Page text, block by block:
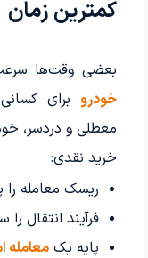
کمترین زمان
بعضی وقت‌ها
خودروبرای
معطلی و دردسر،
خرید نقدی:
ریسک معامله را
فرآیند انتقال
پایه یک معامله